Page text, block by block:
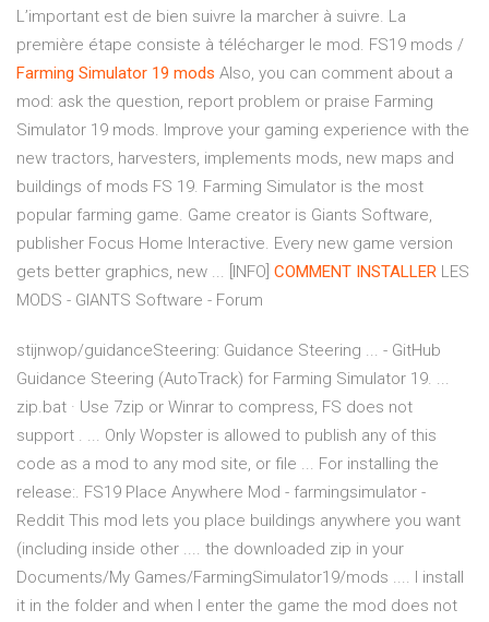
L’important est de bien suivre la marcher à suivre. La
première étape consiste à télécharger le mod. FS19 mods /
Farming Simulator 19 mods Also, you can comment about a
mod: ask the question, report problem or praise Farming
Simulator 19 mods. Improve your gaming experience with the
new tractors, harvesters, implements mods, new maps and
buildings of mods FS 19. Farming Simulator is the most
popular farming game. Game creator is Giants Software,
publisher Focus Home Interactive. Every new game version
gets better graphics, new ... [INFO] COMMENT INSTALLER LES
MODS - GIANTS Software - Forum
stijnwop/guidanceSteering: Guidance Steering ... - GitHub
Guidance Steering (AutoTrack) for Farming Simulator 19. ...
zip.bat · Use 7zip or Winrar to compress, FS does not
support . ... Only Wopster is allowed to publish any of this
code as a mod to any mod site, or file ... For installing the
release:. FS19 Place Anywhere Mod - farmingsimulator -
Reddit This mod lets you place buildings anywhere you want
(including inside other .... the downloaded zip in your
Documents/My Games/FarmingSimulator19/mods .... I install
it in the folder and when I enter the game the mod does not